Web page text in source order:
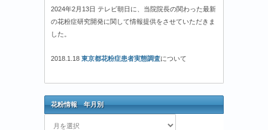
2024年2月13日 テレビ朝日に、当院院長の関わった最新
の花粉症研究開発に関して情報提供をさせていただきま
した。
2018.1.18 東京都花粉症患者実態調査について
花粉情報 年月別
花